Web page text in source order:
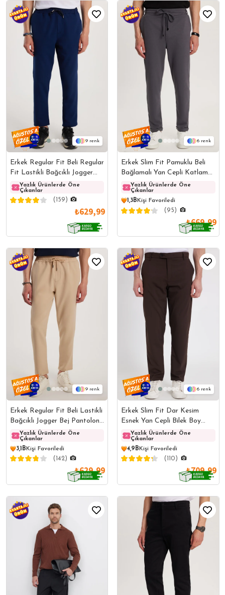
9
Erkek Regular Fit Beli Regular
Fit Lastikli Bağcıklı Jogger
Lacivert Pantolon Rahat
Kesim Yan Cepli
Yazlık Ürünlerde Öne
Çıkanlar
Yazlık Ürünlerde Öne
Çıkanlar
(159)
₺629,99
6
Erkek Slim Fit Pamuklu Beli
Bağlamalı Yan Cepli Katlamalı
Paça Jogger Antrasit
Pantolon
Yazlık Ürünlerde Öne
Çıkanlar
1,3B Kişi Favoriledi
(95)
₺669,99
9
Erkek Regular Fit Beli Lastikli
Bağcıklı Jogger Bej Pantolon
Rahat Kesim Yan Cepli
Yazlık Ürünlerde Öne
Çıkanlar
Yazlık Ürünlerde Öne
Çıkanlar
3,1B Kişi Favoriledi
(142)
₺629,99
6
Erkek Slim Fit Dar Kesim
Esnek Yan Cepli Bilek Boy
Canvas Kesim Kahverengi
Pantolon
Yazlık Ürünlerde Öne
Çıkanlar
4,9B Kişi Favoriledi
(110)
₺709,99